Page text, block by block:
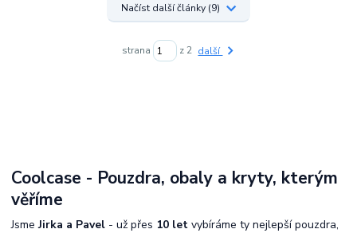
Načíst další články (9)
strana z 2 další
Coolcase - Pouzdra, obaly a kryty, kterým
věříme
JsmeJirka a Pavel - už přes 10 let vybíráme ty nejlepší pouzdra,